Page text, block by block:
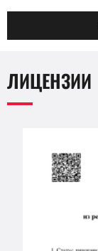
ЛИЦЕНЗИИ